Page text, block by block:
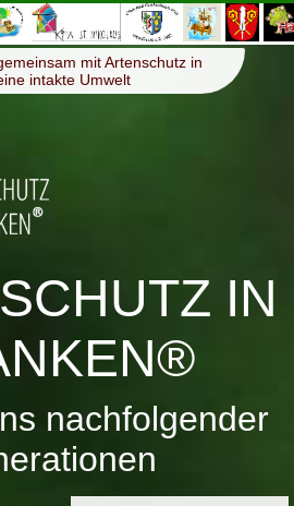
Menü ≡
mit Artenschutz in
intakte Umwelt
IN
nachfolgender